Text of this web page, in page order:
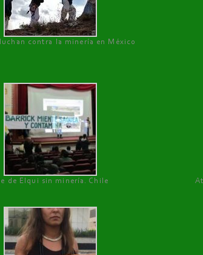
contra la minería en México
de Elqui sin minería. Chile